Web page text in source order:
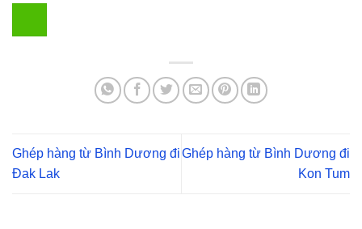
Ghép hàng từ Bình Dương đi
Đak Lak
Ghép hàng từ Bình Dương đi
Kon Tum